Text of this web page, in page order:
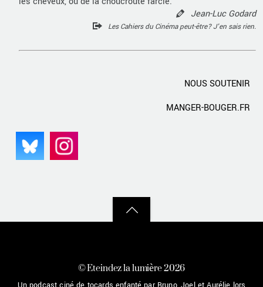
Jean-Luc Godard
Les Cahiers du Cinéma peut-être? J'en sais rien.
NOUS SOUTENIR
MANGER-BOUGER.FR
Back
©Eteindez la lumière2026